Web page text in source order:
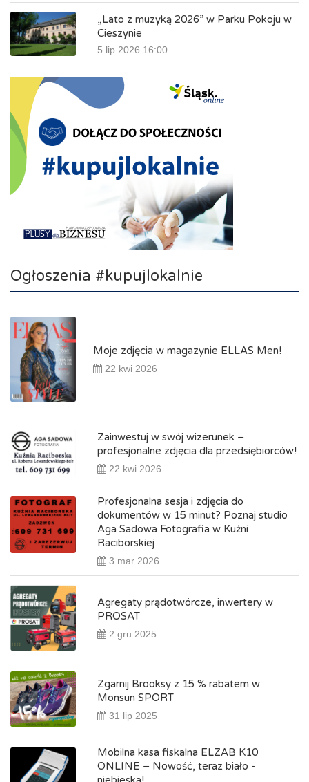
„Lato z muzyką 2026” w Parku Pokoju w
Cieszynie
5 lip 2026 16:00
Ogłoszenia #kupujlokalnie
Moje zdjęcia w magazynie ELLAS Men!
22 kwi 2026
Zainwestuj w swój wizerunek –
profesjonalne zdjęcia dla przedsiębiorców!
22 kwi 2026
Profesjonalna sesja i zdjęcia do
dokumentów w 15 minut? Poznaj studio
Aga Sadowa Fotografia w Kuźni
Raciborskiej
3 mar 2026
Agregaty prądotwórcze, inwertery w
PROSAT
2 gru 2025
Zgarnij Brooksy z 15 % rabatem w
Monsun SPORT
31 lip 2025
Mobilna kasa fiskalna ELZAB K10
ONLINE – Nowość, teraz biało -